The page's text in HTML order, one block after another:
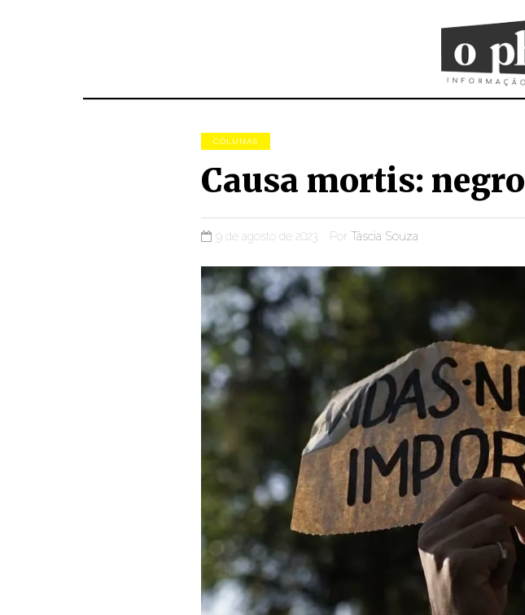
COLUNAS
Causa mortis: negro
9 de agosto de 2023 Por Táscia Souza